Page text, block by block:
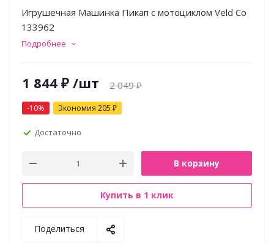
Игрушечная Машинка Пикап с мотоциклом Veld Co
133962
Подробнее
1 844 ₽ /шт 2 049₽
-10% Экономия 205 ₽
Достаточно
В корзину
Купить в 1 клик
Поделиться